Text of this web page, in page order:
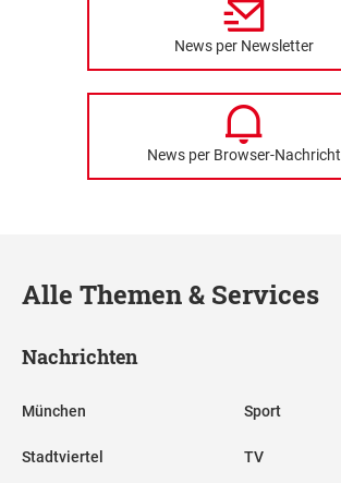
News per Newsletter
News per Browser-Nachricht
Alle Themen & Services
Nachrichten
München
Stadtviertel
Sport
TV